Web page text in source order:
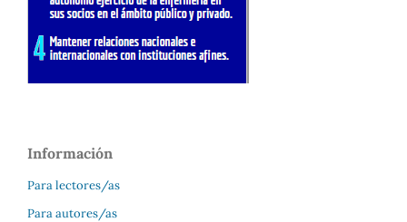
Información
Para lectores/as
Para autores/as